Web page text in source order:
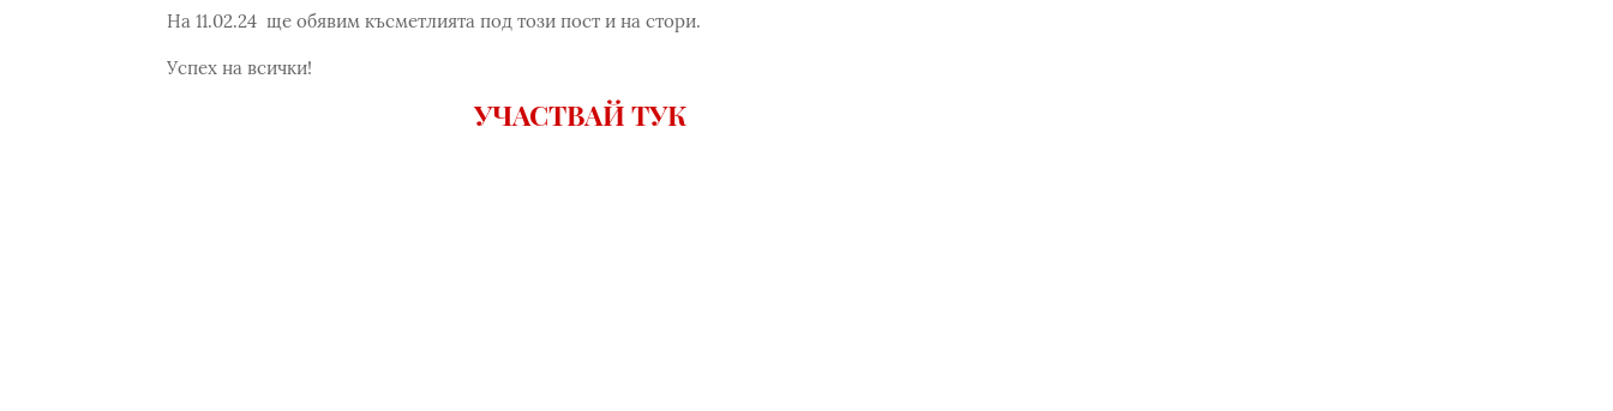
На 11.02.24 ще обявим късметлията под този пост и на стори.
Успех на всички!
УЧАСТВАЙ ТУК